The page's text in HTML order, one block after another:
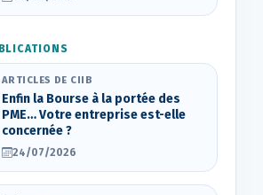
ARTICLES DE CIIB
Enfin la Bourse à la portée des
PME… Votre entreprise est-elle
concernée ?
24/07/2026